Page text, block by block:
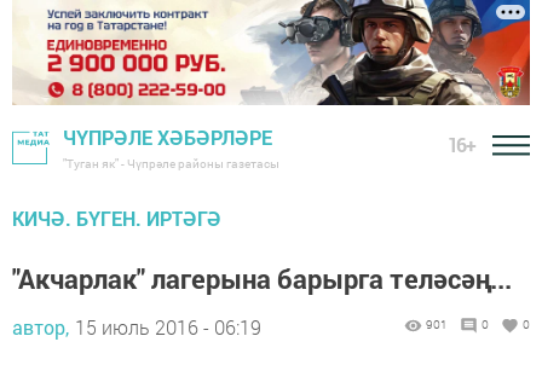
ЧҮПРӘЛЕ ХӘБӘРЛӘРЕ
"Туган як" - Чүпрәле районы газетасы
16+
КИЧӘ. БҮГЕН. ИРТӘГӘ
"Акчарлак" лагерына барырга теләсәң...
автор, 15 июль 2016 - 06:19 901 0 0